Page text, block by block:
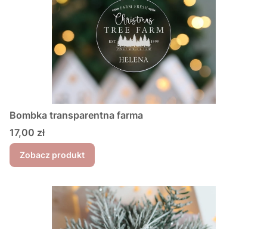
Bombka transparentna farma
Cena
17,00 zł
Zobacz produkt